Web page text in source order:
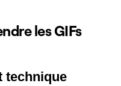
les GIFs
technique